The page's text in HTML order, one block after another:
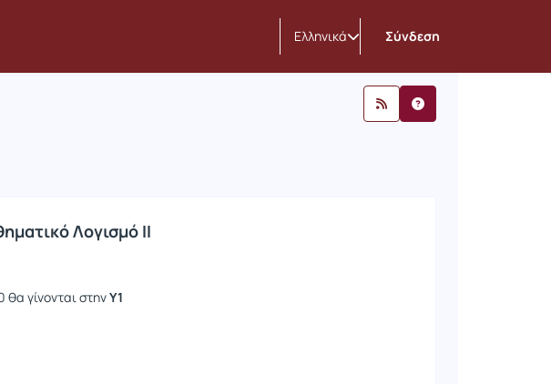
Ελληνικά Σύνδεση
Λογισμό ΙΙ
θα γίνονται στηνΥ1